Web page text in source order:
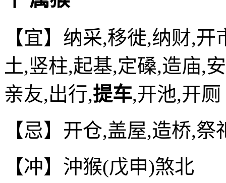
【宜】纳采,移徙,纳财,
土,竖柱,起基,定磉,造庙,
亲友,出行,提车,开池,开厕
【忌】开仓,盖屋,造桥,祭
【冲】沖猴(戊申)煞北